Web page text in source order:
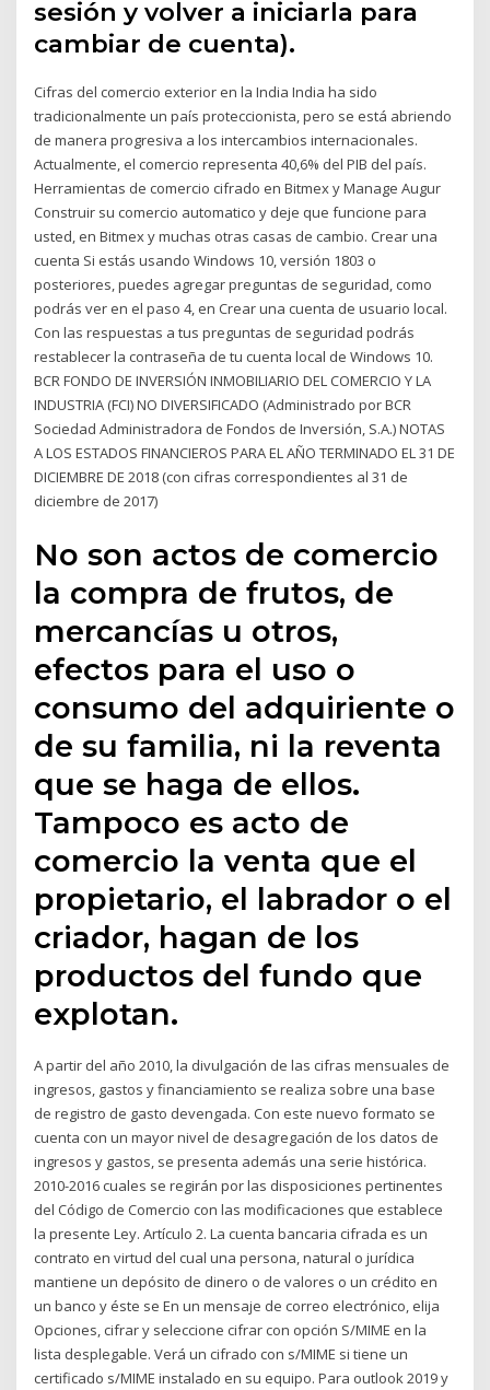
sesión y volver a iniciarla para
cambiar de cuenta).
Cifras del comercio exterior en la India India ha sido
tradicionalmente un país proteccionista, pero se está abriendo
de manera progresiva a los intercambios internacionales.
Actualmente, el comercio representa 40,6% del PIB del país.
Herramientas de comercio cifrado en Bitmex y Manage Augur
Construir su comercio automatico y deje que funcione para
usted, en Bitmex y muchas otras casas de cambio. Crear una
cuenta Si estás usando Windows 10, versión 1803 o
posteriores, puedes agregar preguntas de seguridad, como
podrás ver en el paso 4, en Crear una cuenta de usuario local.
Con las respuestas a tus preguntas de seguridad podrás
restablecer la contraseña de tu cuenta local de Windows 10.
BCR FONDO DE INVERSIÓN INMOBILIARIO DEL COMERCIO Y LA
INDUSTRIA (FCI) NO DIVERSIFICADO (Administrado por BCR
Sociedad Administradora de Fondos de Inversión, S.A.) NOTAS
A LOS ESTADOS FINANCIEROS PARA EL AÑO TERMINADO EL 31 DE
DICIEMBRE DE 2018 (con cifras correspondientes al 31 de
diciembre de 2017)
No son actos de comercio
la compra de frutos, de
mercancías u otros,
efectos para el uso o
consumo del adquiriente o
de su familia, ni la reventa
que se haga de ellos.
Tampoco es acto de
comercio la venta que el
propietario, el labrador o el
criador, hagan de los
productos del fundo que
explotan.
A partir del año 2010, la divulgación de las cifras mensuales de
ingresos, gastos y financiamiento se realiza sobre una base
de registro de gasto devengada. Con este nuevo formato se
cuenta con un mayor nivel de desagregación de los datos de
ingresos y gastos, se presenta además una serie histórica.
2010-2016 cuales se regirán por las disposiciones pertinentes
del Código de Comercio con las modificaciones que establece
la presente Ley. Artículo 2. La cuenta bancaria cifrada es un
contrato en virtud del cual una persona, natural o jurídica
mantiene un depósito de dinero o de valores o un crédito en
un banco y éste se En un mensaje de correo electrónico, elija
Opciones, cifrar y seleccione cifrar con opción S/MIME en la
lista desplegable. Verá un cifrado con s/MIME si tiene un
certificado s/MIME instalado en su equipo. Para outlook 2019 y